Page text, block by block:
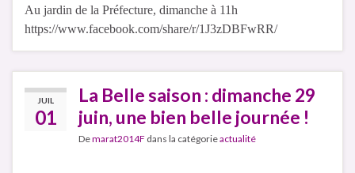
Au jardin de la Préfecture, dimanche à 11h
https://www.facebook.com/share/r/1J3zDBFwRR/
JUIL
01
La Belle saison : dimanche 29
juin, une bien belle journée !
Demarat2014F dans la catégorieactualité